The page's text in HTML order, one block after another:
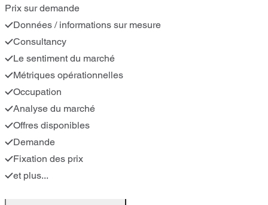
Prix sur demande
Données / informations sur mesure
Consultancy
Le sentiment du marché
Métriques opérationnelles
Occupation
Analyse du marché
Offres disponibles
Demande
Fixation des prix
et plus...